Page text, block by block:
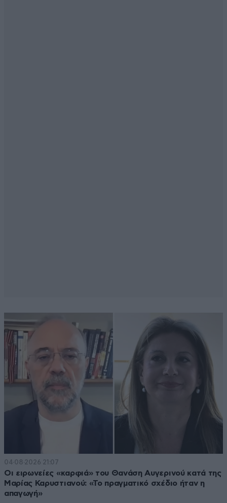
04·08·2026 21:07
Οι ειρωνείες «καρφιά» του Θανάση Αυγερινού κατά της
Μαρίας Καρυστιανού: «Το πραγματικό σχέδιο ήταν η
απαγωγή»